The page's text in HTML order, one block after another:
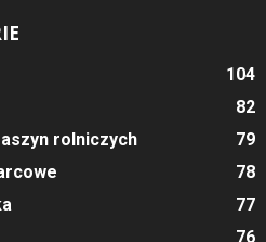
104
82
rolniczych
79
78
77
76